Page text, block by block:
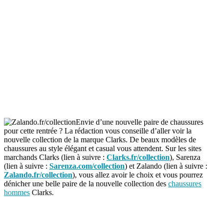
Envie d’une nouvelle paire de chaussures
pour cette rentrée ? La rédaction vous conseille d’aller voir la
nouvelle collection de la marque Clarks. De beaux modèles de
chaussures au style élégant et casual vous attendent. Sur les sites
marchands Clarks (lien à suivre : Clarks.fr/collection), Sarenza
(lien à suivre : Sarenza.com/collection) et Zalando (lien à suivre :
Zalando.fr/collection), vous allez avoir le choix et vous pourrez
dénicher une belle paire de la nouvelle collection des chaussures
hommes Clarks.